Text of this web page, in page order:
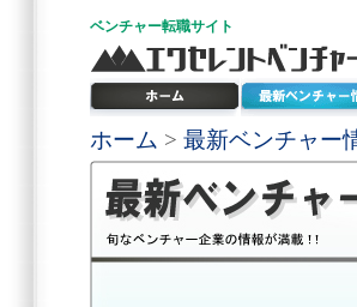
ベンチャー転職サイト
ホーム > 最新ベンチャー